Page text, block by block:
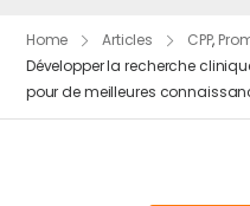
Home Articles CPP,
Développer la recherche
pour de meilleures